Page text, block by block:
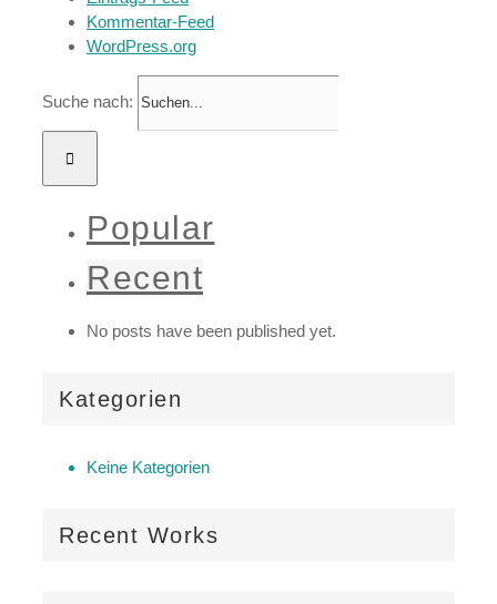
Kommentar-Feed
WordPress.org
Suche nach:
Popular
Recent
No posts have been published yet.
Kategorien
Keine Kategorien
Recent Works